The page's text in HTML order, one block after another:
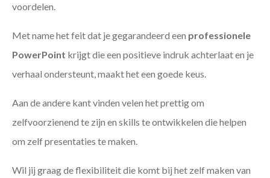
voordelen.
Met name het feit dat je gegarandeerd een professionele
PowerPoint krijgt die een positieve indruk achterlaat en je
verhaal ondersteunt, maakt het een goede keus.
Aan de andere kant vinden velen het prettig om
zelfvoorzienend te zijn en skills te ontwikkelen die helpen
om zelf presentaties te maken.
Wil jij graag de flexibiliteit die komt bij het zelf maken van